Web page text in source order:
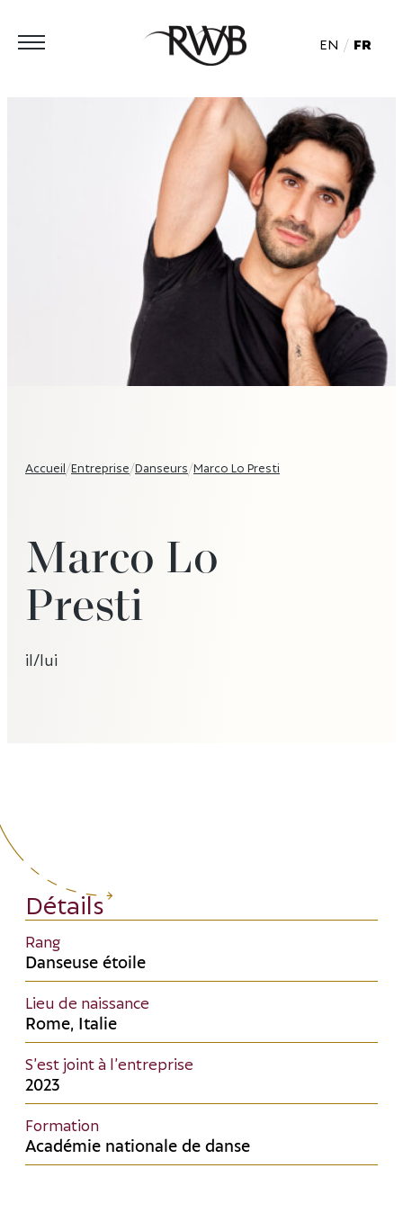
EN FR
Marco Lo
Presti
il/lui
Accueil/Entreprise/Danseurs/Marco Lo Presti
Détails
Rang
Danseuse étoile
Lieu de naissance
Rome, Italie
S’est joint à l’entreprise
2023
Formation
Académie nationale de danse